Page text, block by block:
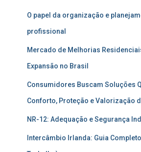
O papel da organização e
profissional
Mercado de Melhorias
Expansão no Brasil
Consumidores Buscam Soluções
Conforto, Proteção e Valorização
NR-12: Adequação e Segurança
Intercâmbio Irlanda: Guia